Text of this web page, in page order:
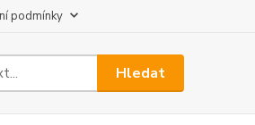
podmínky
Hledat